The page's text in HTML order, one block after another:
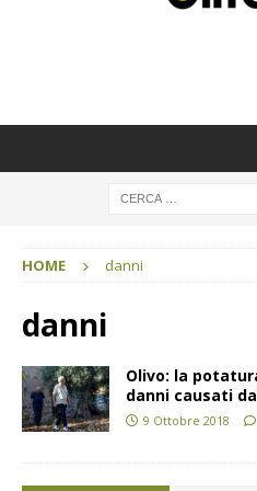
HOME danni
danni
Olivo: la
danni causati
9 Ottobre 2018